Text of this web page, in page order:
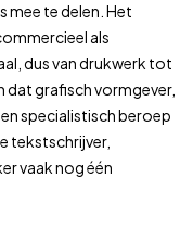
mee te delen. Het
als
dus van drukwerk tot
dat grafisch vormgever,
specialistisch beroep
tekstschrijver,
vaak nog één